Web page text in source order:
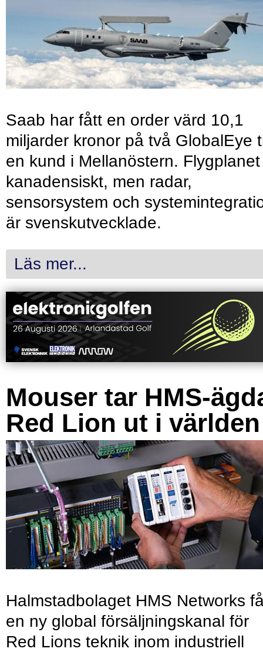
Saab har fått en order värd 10,1
miljarder kronor på två GlobalEye
en kund i Mellanöstern.
kanadensiskt, men radar,
sensorsystem och
är svenskutvecklade.
Läs mer...
Mouser tar HMS-
Red Lion ut i världen
Halmstadbolaget HMS Networks
en ny global försäljningskanal för
Red Lions teknik inom industriell